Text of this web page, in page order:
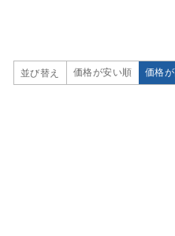
並び替え 価格が安い順 価格